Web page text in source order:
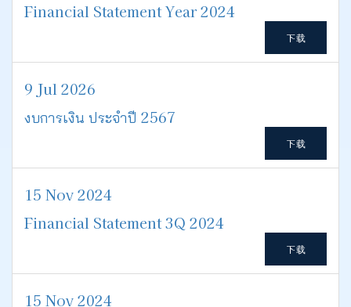
Financial Statement Year 2024
下载
9 Jul 2026
งบการเงิน ประจำปี 2567
下载
15 Nov 2024
Financial Statement 3Q 2024
下载
15 Nov 2024